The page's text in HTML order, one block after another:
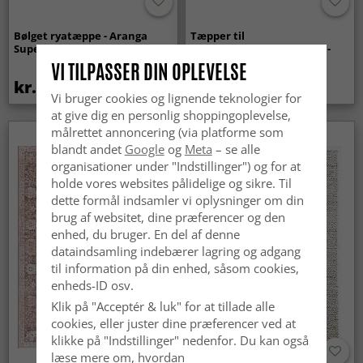
Bølget ryatæppe - Aranga
Super Soft Fur (beige)
kr.369
Tæpper til
indendørs/udendørs brug -
Arlo (beige)
kr.449
VI TILPASSER DIN OPLEVELSE
Vi bruger cookies og lignende teknologier for
at give dig en personlig shoppingoplevelse,
målrettet annoncering (via platforme som
blandt andet Googleog Meta – se alle
organisationer under "Indstillinger") og for at
holde vores websites pålidelige og sikre. Til
dette formål indsamler vi oplysninger om din
brug af websitet, dine præferencer og den
enhed, du bruger. En del af denne
dataindsamling indebærer lagring og adgang
til information på din enhed, såsom cookies,
enheds-ID osv.
Klik på "Acceptér & luk" for at tillade alle
cookies, eller juster dine præferencer ved at
klikke på "Indstillinger" nedenfor. Du kan også
læse mere om, hvordan